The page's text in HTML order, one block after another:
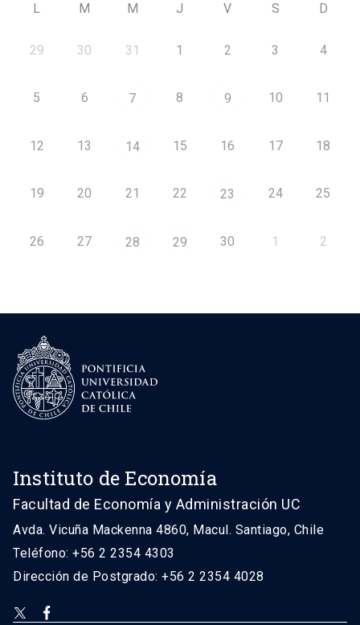
L M M J V S D
29 30 31 1 2 3 4
5 6 7 8 9 10 11
12 13 14 15 16 17 18
19 20 21 22 23 24 25
26 27 28 29 30 1 2
Instituto de Economía
Facultad de Economía y Administración UC
Avda. Vicuña Mackenna 4860, Macul. Santiago, Chile
Teléfono: +56 2 2354 4303
Dirección de Postgrado: +56 2 2354 4028